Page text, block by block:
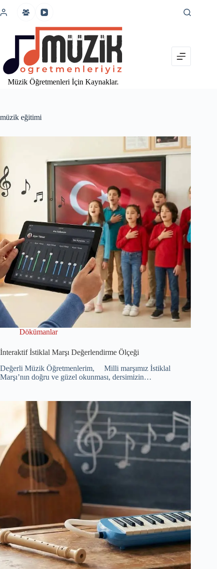
atla
Müzik Öğretmenleri İçin Kaynaklar.
müzik eğitimi
Dökümanlar
İnteraktif İstiklal Marşı Değerlendirme Ölçeği
Değerli Müzik Öğretmenlerim, Milli marşımız İstiklal
Marşı’nın doğru ve güzel okunması, dersimizin…